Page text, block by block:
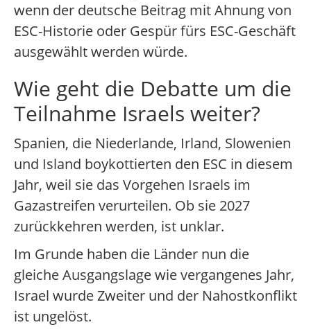
wenn der deutsche Beitrag mit Ahnung von
ESC-Historie oder Gespür fürs ESC-Geschäft
ausgewählt werden würde.
Wie geht die Debatte um die
Teilnahme Israels weiter?
Spanien, die Niederlande, Irland, Slowenien
und Island boykottierten den ESC in diesem
Jahr, weil sie das Vorgehen Israels im
Gazastreifen verurteilen. Ob sie 2027
zurückkehren werden, ist unklar.
Im Grunde haben die Länder nun die
gleiche Ausgangslage wie vergangenes Jahr,
Israel wurde Zweiter und der Nahostkonflikt
ist ungelöst.